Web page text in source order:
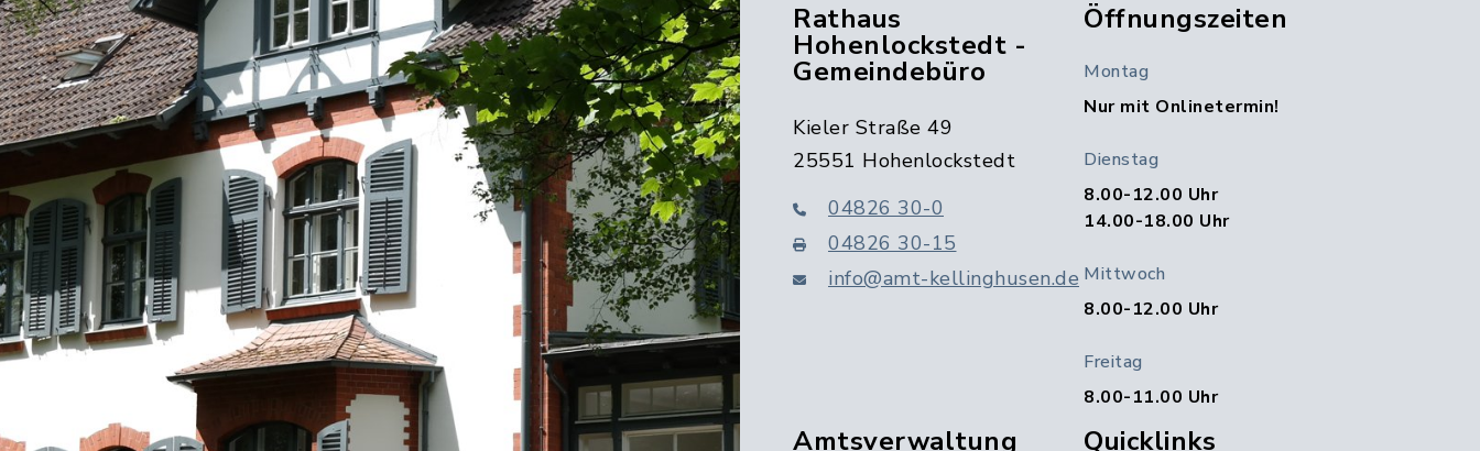
Rathaus
Hohenlockstedt -
Gemeindebüro
Kieler Straße 49
25551 Hohenlockstedt
04826 30-0
04826 30-15
info@amt-kellinghusen.de
Öffnungszeiten
Montag
Nur mit Onlinetermin!
Dienstag
8.00-12.00 Uhr
14.00-18.00 Uhr
Mittwoch
8.00-12.00 Uhr
Freitag
8.00-11.00 Uhr
Amtsverwaltung Quicklinks